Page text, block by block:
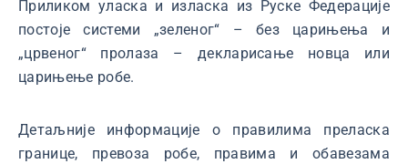
Приликом уласка и изласка из Руске Федерације
постоје системи „зеленог“ – без царињења и
„црвеног“ пролаза – декларисање новца или
царињење робе.
Детаљније информације о правилима преласка
границе, превоза робе, правима и обавезама